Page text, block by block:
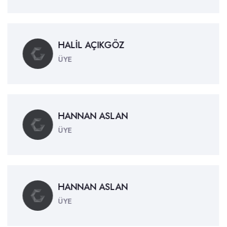
HALİL AÇIKGÖZ
ÜYE
HANNAN ASLAN
ÜYE
HANNAN ASLAN
ÜYE